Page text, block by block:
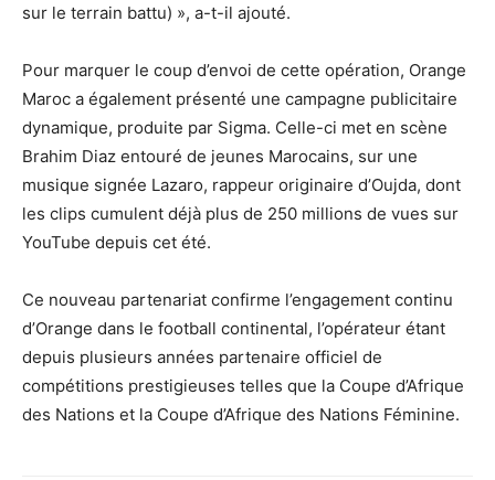
sur le terrain battu) », a-t-il ajouté.
Pour marquer le coup d’envoi de cette opération, Orange
Maroc a également présenté une campagne publicitaire
dynamique, produite par Sigma. Celle-ci met en scène
Brahim Diaz entouré de jeunes Marocains, sur une
musique signée Lazaro, rappeur originaire d’Oujda, dont
les clips cumulent déjà plus de 250 millions de vues sur
YouTube depuis cet été.
Ce nouveau partenariat confirme l’engagement continu
d’Orange dans le football continental, l’opérateur étant
depuis plusieurs années partenaire officiel de
compétitions prestigieuses telles que la Coupe d’Afrique
des Nations et la Coupe d’Afrique des Nations Féminine.